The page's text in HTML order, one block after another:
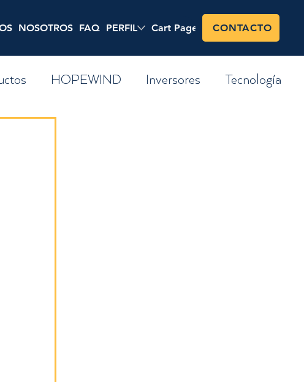
NOSOTROS FAQ PERFIL Cart Page Shop
CONTACTO
HOPEWIND Inversores Tecnología